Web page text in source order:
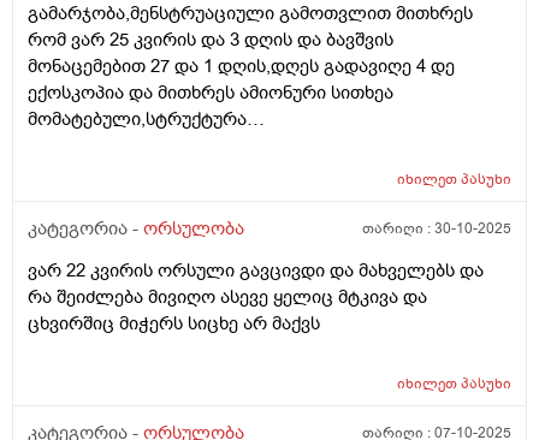
გამარჯობა,მენსტრუაციული გამოთვლით მითხრეს
რომ ვარ 25 კვირის და 3 დღის და ბავშვის
მონაცემებით 27 და 1 დღის,დღეს გადავიღე 4 დე
ექოსკოპია და მითხრეს ამიონური სითხეა
მომატებული,სტრუქტურა
ნაადრევი მშობიარობის,მაქვს ამ ბოლოს წელის
და ხაჭოსებრი გამონადენი,ნაცხის ანალიზმა კანდიდა
იხილეთპასუხი
კატეგორია - ორსულობა თარიღი :30-10-2025
ვარ 22 კვირის ორსული გავცივდი და მახველებს და
რა შეიძლება მივიღო ასევე ყელიც მტკივა და
ცხვირშიც მიჭერს სიცხე არ მაქვს
იხილეთპასუხი
კატეგორია - ორსულობა თარიღი :07-10-2025